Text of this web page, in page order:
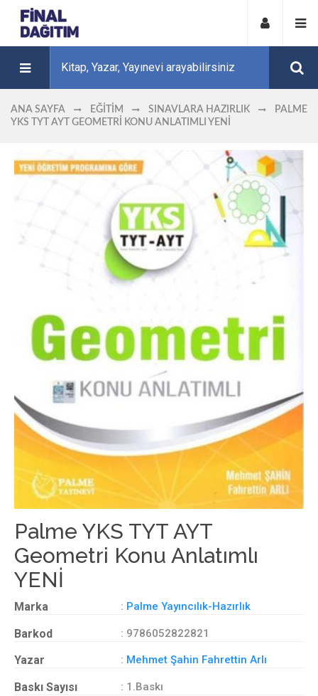
ANA SAYFA EĞITIM SINAVLARA HAZIRLIK
PALME
YKS TYT AYT GEOMETRI KONU ANLATIMLI YENİ
Palme YKS TYT AYT
Geometri Konu Anlatımlı
YENİ
Marka : Palme Yayıncılık-Hazırlık
Barkod : 9786052822821
Yazar : Mehmet Şahin Fahrettin Arlı
Baskı Sayısı : 1.Baskı